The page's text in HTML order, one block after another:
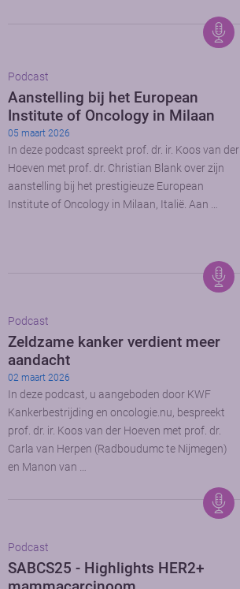
Podcast
Aanstelling bij het European
Institute of Oncology in Milaan
05 maart 2026
In deze podcast spreekt prof. dr. ir. Koos van der
Hoeven met prof. dr. Christian Blank over zijn
aanstelling bij het prestigieuze European
Institute of Oncology in Milaan, Italië. Aan …
Podcast
Zeldzame kanker verdient meer
aandacht
02 maart 2026
In deze podcast, u aangeboden door KWF
Kankerbestrijding en oncologie.nu, bespreekt
prof. dr. ir. Koos van der Hoeven met prof. dr.
Carla van Herpen (Radboudumc te Nijmegen)
en Manon van …
Podcast
SABCS25 - Highlights HER2+